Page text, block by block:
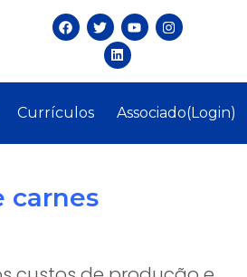
Currículos Associado(Login)
carnes